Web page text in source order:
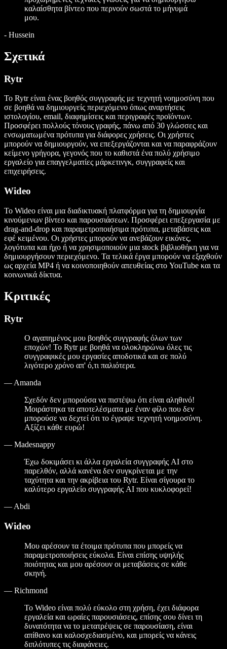
καλαίσθητα βίντεο που περνούν σωστά το μήνυμά
μου.
- Hussein
Σχετικά
Rytr
Το Rytr είναι ένας βοηθός συγγραφής με τεχνητή νοημοσύνη που
σε βοηθά να δημιουργείς περιεχόμενο όπως αναρτήσεις
ιστολογίου, email, διαφημίσεις και περιγραφές προϊόντων.
Προσφέρει πολλούς τόνους γραφής, πάνω από 30 γλώσσες και
ενσωματωμένα πρότυπα για διάφορες χρήσεις. Οι χρήστες
μπορούν να δημιουργούν, να επεξεργάζονται και να παραφράζουν
κείμενο γρήγορα, γεγονός που το καθιστά ένα πολύ χρήσιμο
εργαλείο για επαγγελματίες μάρκετινγκ, συγγραφείς και
επιχειρήσεις.
Wideo
Το Wideo είναι μια διαδικτυακή πλατφόρμα για τη δημιουργία
κινούμενων βίντεο και παρουσιάσεων. Προσφέρει επεξεργασία με
drag-and-drop και παραμετροποιήσιμα πρότυπα, μεταβάσεις και
εφέ κειμένου. Οι χρήστες μπορούν να ανεβάζουν εικόνες,
λογότυπα και ήχο ή να χρησιμοποιούν μια stock βιβλιοθήκη για να
δημιουργήσουν περιεχόμενο. Τα τελικά έργα μπορούν να εξαχθούν
ως αρχεία MP4 ή να κοινοποιηθούν απευθείας στο YouTube και τα
κοινωνικά δίκτυα.
Κριτικές
Rytr
Ο αγαπημένος μου βοηθός συγγραφής όλων των
εποχών! Το Rytr με βοηθά να ολοκληρώνω όλες τις
συγγραφικές μου εργασίες αποδοτικά και σε πολύ
λιγότερο χρόνο απ' ό,τι παλιότερα.
— Amanda
Σχεδόν δεν μπορούσα να πιστέψω ότι είναι αληθινό!
Μοιράστηκα τα αποτελέσματα με έναν φίλο που δεν
μπορούσε να δεχτεί ότι το έγραψε τεχνητή νοημοσύνη.
Αξίζει κάθε ευρώ!
— Madesnappy
Έχω δοκιμάσει κι άλλα εργαλεία συγγραφής AI στο
παρελθόν, αλλά κανένα δεν συγκρίνεται με την
ταχύτητα και την ακρίβεια του Rytr. Είναι σίγουρα το
καλύτερο εργαλείο συγγραφής AI που κυκλοφορεί!
— Abdi
Wideo
Μου αρέσουν τα έτοιμα πρότυπα που μπορείς να
παραμετροποιήσεις εύκολα. Είναι επίσης υψηλής
ποιότητας και μου αρέσουν οι μεταβάσεις σε κάθε
σκηνή.
— Richmond
Το Wideo είναι πολύ εύκολο στη χρήση, έχει διάφορα
εργαλεία και ωραίες παρουσιάσεις, επίσης σου δίνει τη
δυνατότητα να το μετατρέψεις σε παρουσίαση, είναι
απίθανο και καλοσχεδιασμένο, και μπορείς να κάνεις
διπλότυπες τις διαφάνειες.